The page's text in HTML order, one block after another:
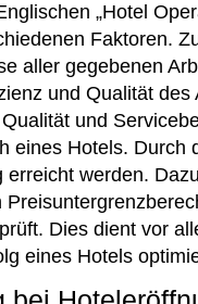
„Hotel
Faktoren.
aller gegebenen
und Qualität
und
eines Hotels.
erreicht werden.
Dies dient vor
eines Hotels